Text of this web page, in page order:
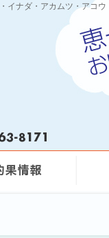
イナダ・アカムツ・アコ